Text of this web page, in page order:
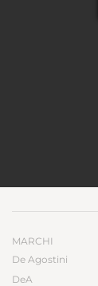
MARCHI
De Agostini
DeA